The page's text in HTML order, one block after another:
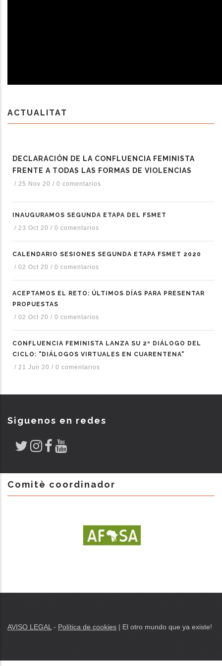
ACTUALITAT
DECLARACIÓN DE LA CONFLUENCIA FEMINISTA
FRENTE A TODAS LAS FORMAS DE VIOLENCIAS
/ 25 Nov 20 / 0 comentarios
INAUGURAMOS SEGUNDA ETAPA DEL FSMET
/ 23 Oct 20 / 0 comentarios
CALENDARIO SESIONES SEGUNDA ETAPA FSMET 2020
/ 02 Oct 20 / 0 comentarios
ACEPTAMOS EL RETO: ÚLTIMOS DÍAS PARA PRESENTAR
PROPUESTAS
/ 02 Oct 20 / 0 comentarios
CONFLUENCIA FEMINISTA LANZA SU 2º DIÁLOGO DEL
CICLO: "DIÁLOGOS VIRTUALES EN CUARENTENA"
/ 21 Jun 20 / 0 comentarios
Siguenos en redes
Comitè coordinador
AVISO LEGAL - Política de cookies | El otro mundo que ya existe!